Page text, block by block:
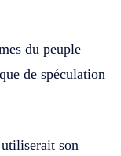
du peuple
de spéculation
son